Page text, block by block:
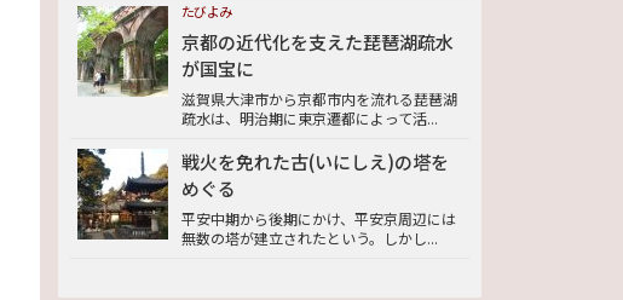
たびよみ
京都の近代化を支えた琵琶湖疏水
が国宝に
滋賀県大津市から京都市内を流れる琵琶湖
疏水は、明治期に東京遷都によって活...
戦火を免れた古(いにしえ)の塔を
めぐる
平安中期から後期にかけ、平安京周辺には
無数の塔が建立されたという。しかし...